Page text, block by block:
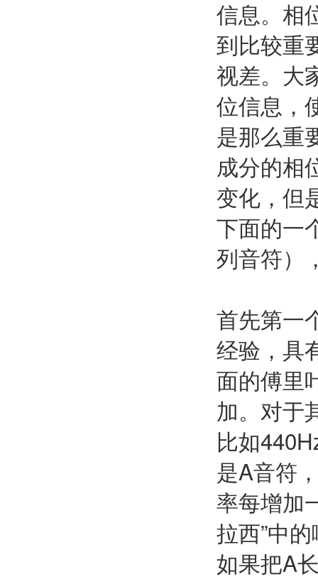
信息。相
到比较重
视差。大
位信息，
是那么重
成分的相
变化，但
下面的一
列音符）
首先第一
经验，具
面的傅里
加。对于
比如
是A音符
率每增加
拉西”中
如果把A